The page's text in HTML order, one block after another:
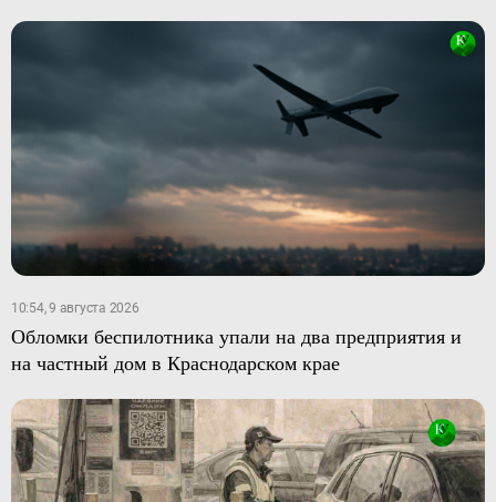
10:54, 9 августа 2026
Обломки беспилотника упали на два предприятия и
на частный дом в Краснодарском крае